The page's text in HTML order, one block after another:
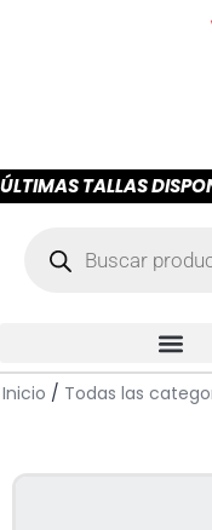
ÚLTIMAS TALLAS
Inicio / Todas las